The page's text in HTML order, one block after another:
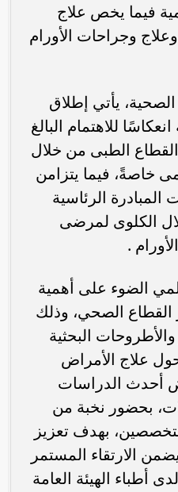
فيما يخص علاج
وجراحات الأورام
يأتي إطلاق
للاهتمام البالغ
القطاع الطبى من خلال
خاصةً، فيما يتزامن
المبادرة الرئاسية
الكلوى لمرضى
.
الضوء على أهمية
الصحي، وذلك
البحثية
علاج الأمراض
أحدث الدراسات
بحضور نخبة من
بهدف تعزيز
الارتقاء المستمر
أطباء الهيئة العامة